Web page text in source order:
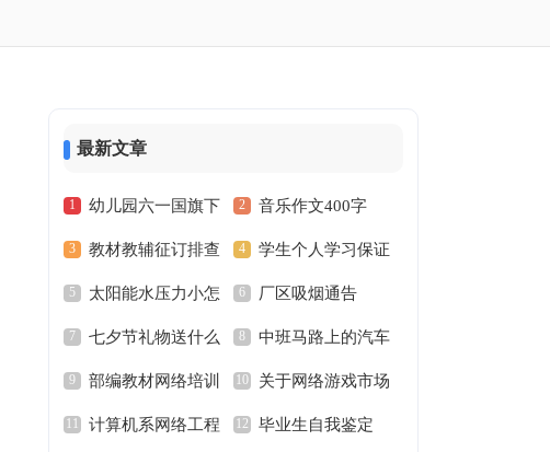
最新文章
幼儿园六一国旗下
讲话稿
音乐作文400字
教材教辅征订排查
方案
学生个人学习保证
书
太阳能水压力小怎
么办
厂区吸烟通告
七夕节礼物送什么
好
中班马路上的汽车
教案
部编教材网络培训
心得体会
关于网络游戏市场
调查报告
计算机系网络工程 毕业生自我鉴定